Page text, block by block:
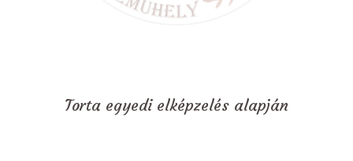
Torta egyedi elképzelés alapján